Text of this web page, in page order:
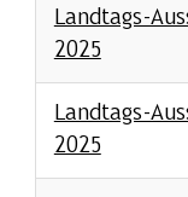
Landtags-
2025
Landtags-
2025